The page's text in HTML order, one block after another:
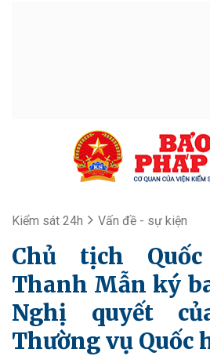
Kiểm sát 24h Vấn đề - sự kiện
Chủ tịch
Thanh Mẫn ký
Nghị quyết
Thường vụ Quốc